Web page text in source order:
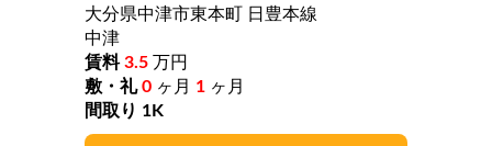
大分県中津市東本町
日豊本線
中津
3.5 万円
0 ヶ月 1 ヶ月
1K